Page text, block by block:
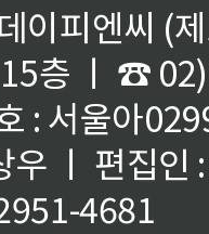
이피엔씨 (
층 ㅣ ☎
: 서울아
우 ㅣ 편집인
4681